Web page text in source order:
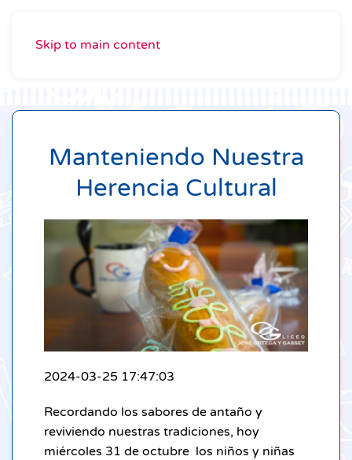
Skip to main content
Manteniendo Nuestra
Herencia Cultural
2024-03-25 17:47:03
Recordando los sabores de antaño y
reviviendo nuestras tradiciones, hoy
miércoles 31 de octubre los niños y niñas